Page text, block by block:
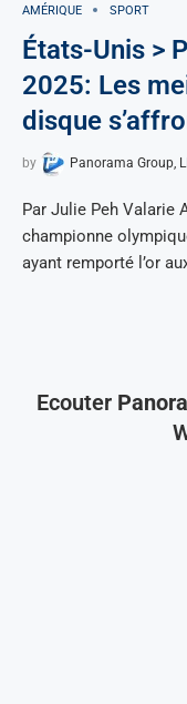
AMÉRIQUE SPORT
États-Unis >
2025: Les
disque
by Panorama Group,
Par Julie Peh Valarie
championne
ayant remporté l’or
Ecouter